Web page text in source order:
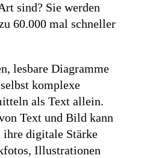
sind? Sie werden
60.000 mal schneller
lesbare Diagramme
komplexe
als Text allein.
Text und Bild kann
digitale Stärke
Illustrationen